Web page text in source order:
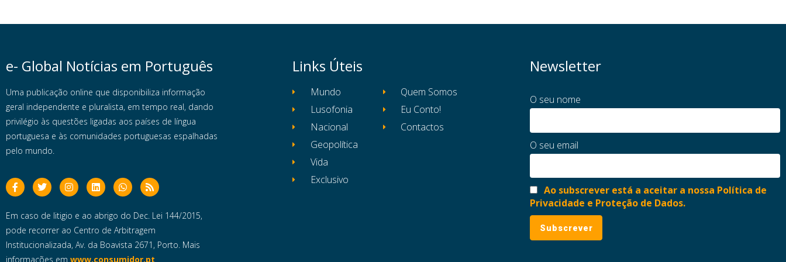
e- Global Notícias em Português
Uma publicação online que disponibiliza informação
geral independente e pluralista, em tempo real, dando
privilégio às questões ligadas aos países de língua
portuguesa e às comunidades portuguesas espalhadas
pelo mundo.
Em caso de litigio e ao abrigo do Dec. Lei 144/2015,
pode recorrer ao Centro de Arbitragem
Institucionalizada, Av. da Boavista 2671, Porto. Mais
informações em www.consumidor.pt
Links Úteis
Mundo
Lusofonia
Nacional
Geopolítica
Vida
Exclusivo
Quem Somos
Eu Conto!
Contactos
Newsletter
O seu nome
O seu email
Ao subscrever está a aceitar a nossa Política de
Privacidade e Proteção de Dados.